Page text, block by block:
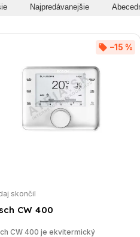
Najpredávanejšie
CW 400
–15 %
skončil
CW 400 je ekvitermický